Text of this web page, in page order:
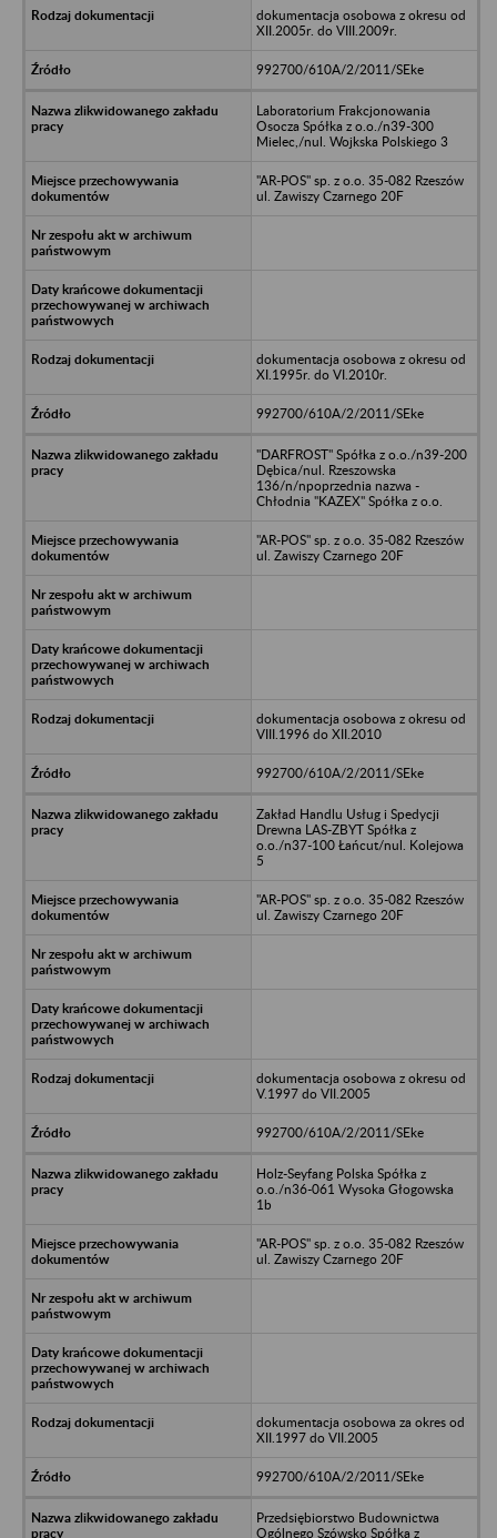
dokumentacja osobowa z okresu od
XII.2005r. do VIII.2009r.
992700/610A/2/2011/SEke
Laboratorium Frakcjonowania
Osocza Spółka z o.o./n39-300
Mielec,/nul. Wojkska Polskiego 3
"AR-POS" sp. z o.o. 35-082 Rzeszów
ul. Zawiszy Czarnego 20F
dokumentacja osobowa z okresu od
XI.1995r. do VI.2010r.
992700/610A/2/2011/SEke
"DARFROST" Spółka z o.o./n39-200
Dębica/nul. Rzeszowska
136/n/npoprzednia nazwa -
Chłodnia "KAZEX" Spółka z o.o.
"AR-POS" sp. z o.o. 35-082 Rzeszów
ul. Zawiszy Czarnego 20F
dokumentacja osobowa z okresu od
VIII.1996 do XII.2010
992700/610A/2/2011/SEke
Zakład Handlu Usług i Spedycji
Drewna LAS-ZBYT Spółka z
o.o./n37-100 Łańcut/nul. Kolejowa
5
"AR-POS" sp. z o.o. 35-082 Rzeszów
ul. Zawiszy Czarnego 20F
dokumentacja osobowa z okresu od
V.1997 do VII.2005
992700/610A/2/2011/SEke
Holz-Seyfang Polska Spółka z
o.o./n36-061 Wysoka Głogowska
1b
"AR-POS" sp. z o.o. 35-082 Rzeszów
ul. Zawiszy Czarnego 20F
dokumentacja osobowa za okres od
XII.1997 do VII.2005
992700/610A/2/2011/SEke
Przedsiębiorstwo Budownictwa
Ogólnego Szówsko Spółka z